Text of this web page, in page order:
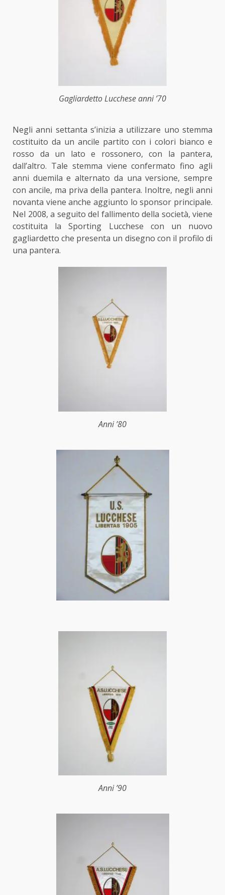
Gagliardetto Lucchese anni ’70
Negli anni settanta s’inizia a utilizzare uno stemma
costituito da un ancile partito con i colori bianco e
rosso da un lato e rossonero, con la pantera,
dall’altro. Tale stemma viene confermato fino agli
anni duemila e alternato da una versione, sempre
con ancile, ma priva della pantera. Inoltre, negli anni
novanta viene anche aggiunto lo sponsor principale.
Nel 2008, a seguito del fallimento della società, viene
costituita la Sporting Lucchese con un nuovo
gagliardetto che presenta un disegno con il profilo di
una pantera.
Anni ’80
Anni ’90